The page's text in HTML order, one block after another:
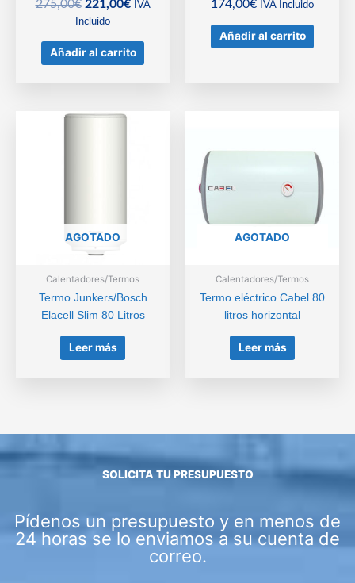
275,00€ El
precio
era:
275,00€.
221,00€El
es:
221,00€.
IVA
Incluido
Añadir al carrito
174,00€ IVA Incluido
Añadir al carrito
AGOTADO
Calentadores/Termos
Termo Junkers/Bosch
Elacell Slim 80 Litros
Leer más
AGOTADO
Calentadores/Termos
Termo eléctrico Cabel 80
litros horizontal
Leer más
SOLICITA TU PRESUPUESTO
Pídenos un presupuesto y en menos de
24 horas se lo enviamos a su cuenta de
correo.